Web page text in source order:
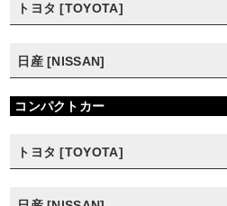
トヨタ [TOYOTA]
日産 [NISSAN]
コンパクトカー
トヨタ [TOYOTA]